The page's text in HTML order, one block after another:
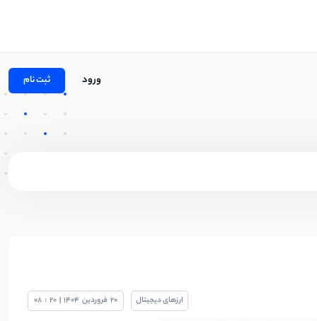
ورود ثبت نام
ارزهای دیجیتال 20 فروردین 1404
|
20
:
08